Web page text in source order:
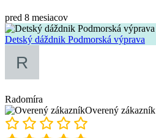
pred 8 mesiacov
Detský dáždnik Podmorská výprava
Radomíra
Overený zákazník